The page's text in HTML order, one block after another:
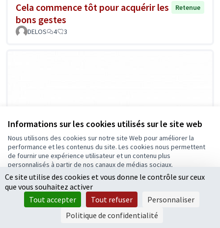
Informations sur les cookies utilisés sur le site web
Nous utilisons des cookies sur notre site Web pour améliorer la
performance et les contenus du site. Les cookies nous permettent
de fournir une expérience utilisateur et un contenu plus
personnalisés à partir de nos canaux de médias sociaux.
Tout accepter
Accepter seulement les cookies essentiels
Paramètres
Cela commence tôt pour acquérir les
bons gestes
Retenue
DELOS 4 3
Ce site utilise des cookies et vous donne le contrôle sur ceux
que vous souhaitez activer
Tout accepter
Tout refuser
Personnaliser
Politique de confidentialité